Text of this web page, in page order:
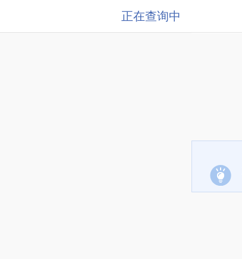
正在查询中